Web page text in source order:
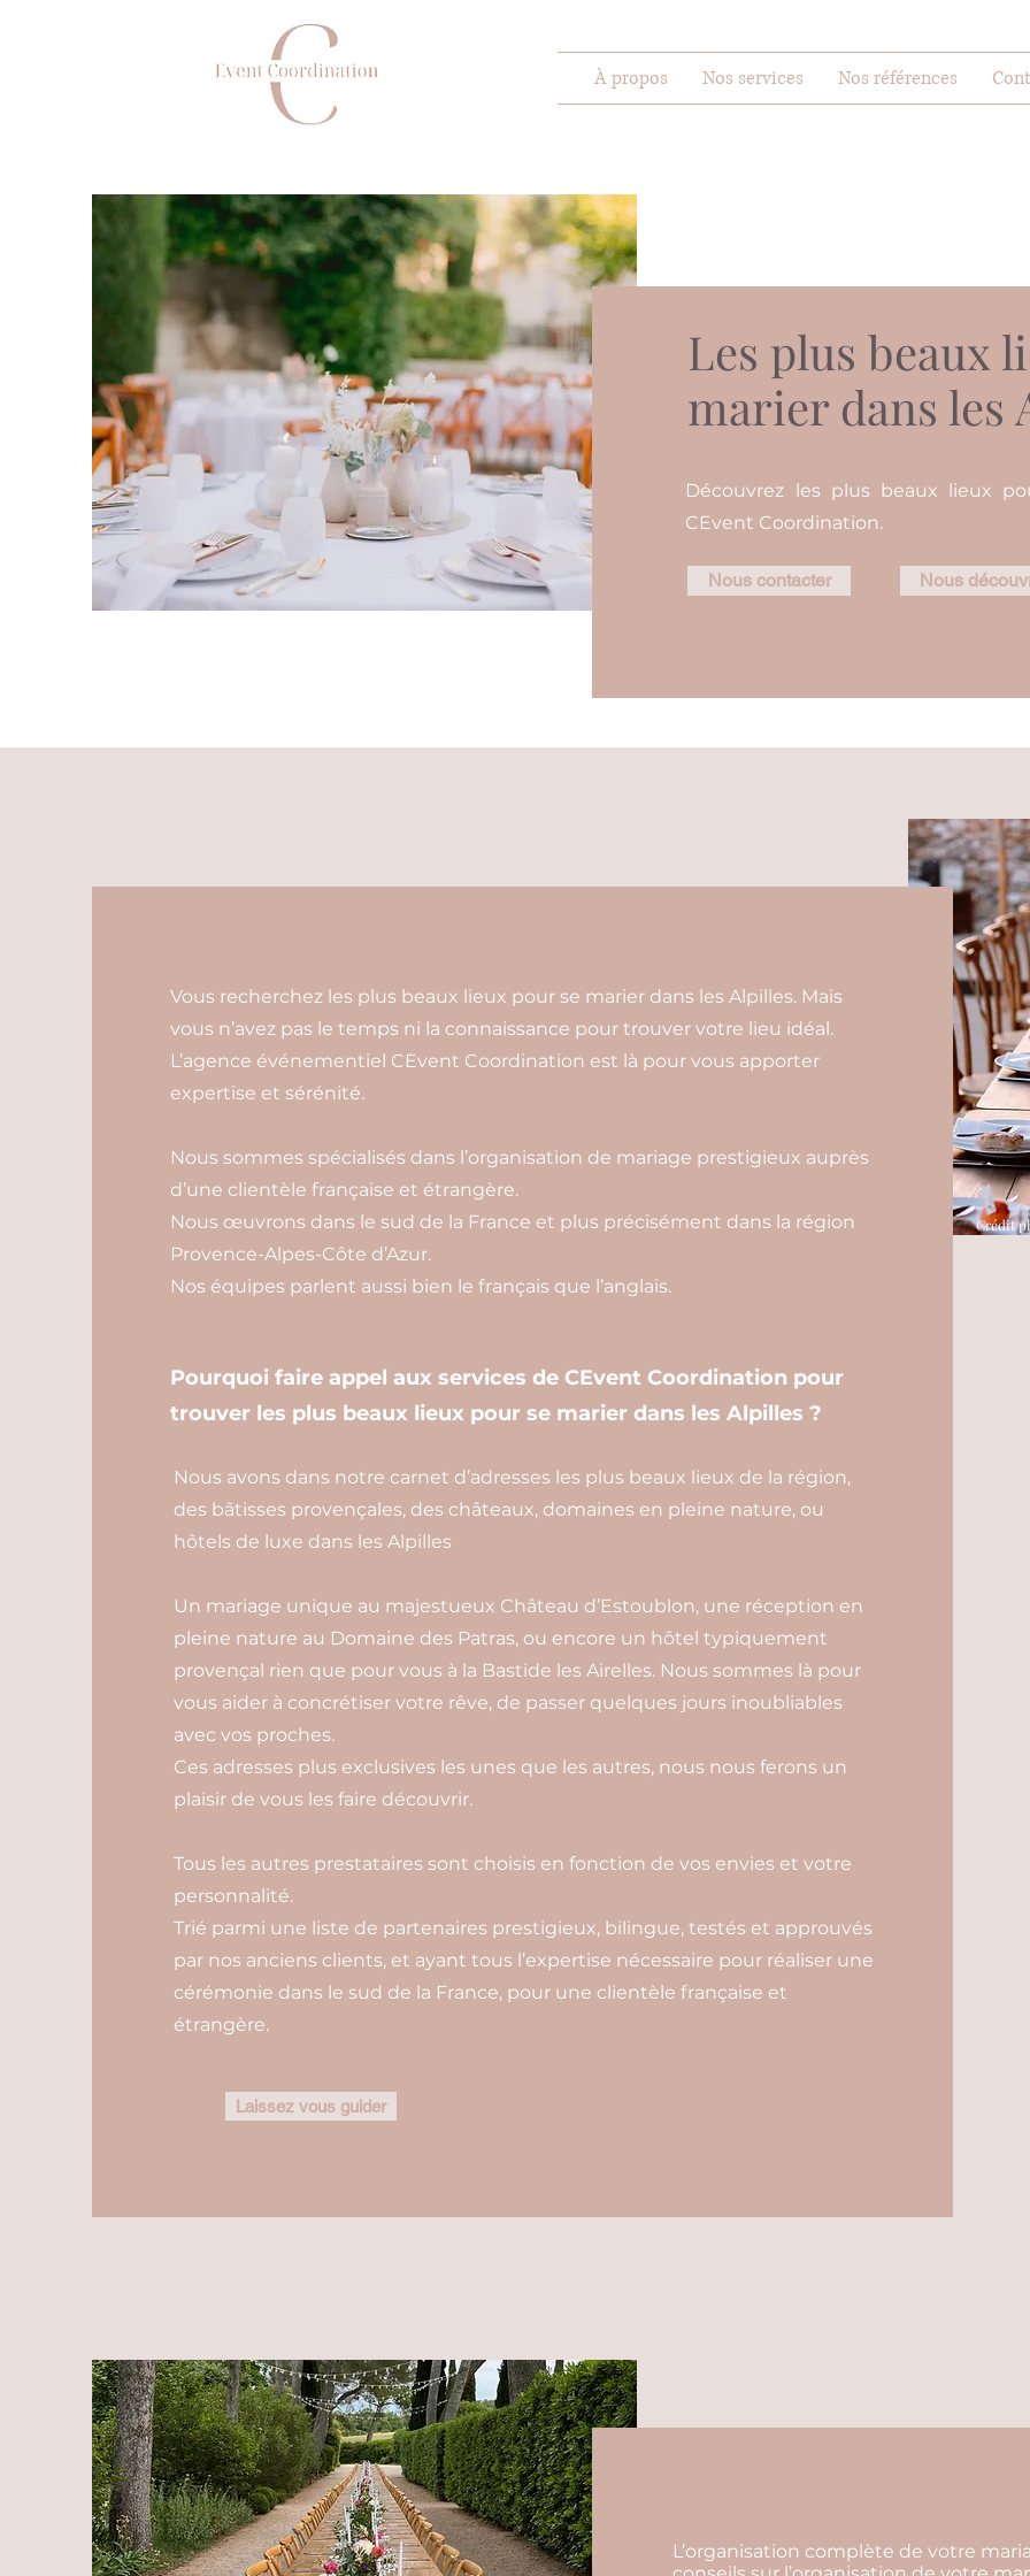
À propos Nos services Nos références
Les plus beaux
marier dans les
Découvrez les plus beaux lieux
CEvent Coordination.
Nous contacter Nous
Vous recherchez les plus beaux lieux pour se marier dans les Alpilles. Mais
vous n’avez pas le temps ni la connaissance pour trouver votre lieu idéal.
L’agence événementiel CEvent Coordination est là pour vous apporter
expertise et sérénité.
Nous sommes spécialisés dans l’organisation de mariage prestigieux auprès
d’une clientèle française et étrangère.
Nous œuvrons dans le sud de la France et plus précisément dans la région
Provence-Alpes-Côte d’Azur.
Nos équipes parlent aussi bien le français que l’anglais.
Pourquoi faire appel aux services de CEvent Coordination pour
trouver les plus beaux lieux pour se marier dans les Alpilles ?
Nous avons dans notre carnet d’adresses les plus beaux lieux de la région,
des bâtisses provençales, des châteaux, domaines en pleine nature, ou
hôtels de luxe dans les Alpilles
Un mariage unique au majestueux Château d’Estoublon, une réception en
pleine nature au Domaine des Patras, ou encore un hôtel typiquement
provençal rien que pour vous à la Bastide les Airelles. Nous sommes là pour
vous aider à concrétiser votre rêve, de passer quelques jours inoubliables
avec vos proches.
Ces adresses plus exclusives les unes que les autres, nous nous ferons un
plaisir de vous les faire découvrir.
Tous les autres prestataires sont choisis en fonction de vos envies et votre
personnalité.
Trié parmi une liste de partenaires prestigieux, bilingue, testés et approuvés
par nos anciens clients, et ayant tous l’expertise nécessaire pour réaliser une
cérémonie dans le sud de la France, pour une clientèle française et
étrangère.
Laissez vous guider
Crédit
L’organisation complète de votre